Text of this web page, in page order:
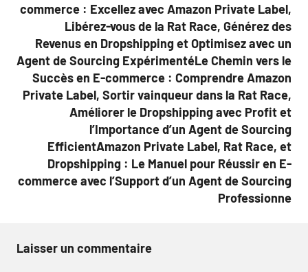
commerce : Excellez avec Amazon Private Label,
Libérez-vous de la Rat Race, Générez des
Revenus en Dropshipping et Optimisez avec un
Agent de Sourcing ExpérimentéLe Chemin vers le
Succès en E-commerce : Comprendre Amazon
Private Label, Sortir vainqueur dans la Rat Race,
Améliorer le Dropshipping avec Profit et
l’Importance d’un Agent de Sourcing
EfficientAmazon Private Label, Rat Race, et
Dropshipping : Le Manuel pour Réussir en E-
commerce avec l’Support d’un Agent de Sourcing
Professionne
Laisser un commentaire